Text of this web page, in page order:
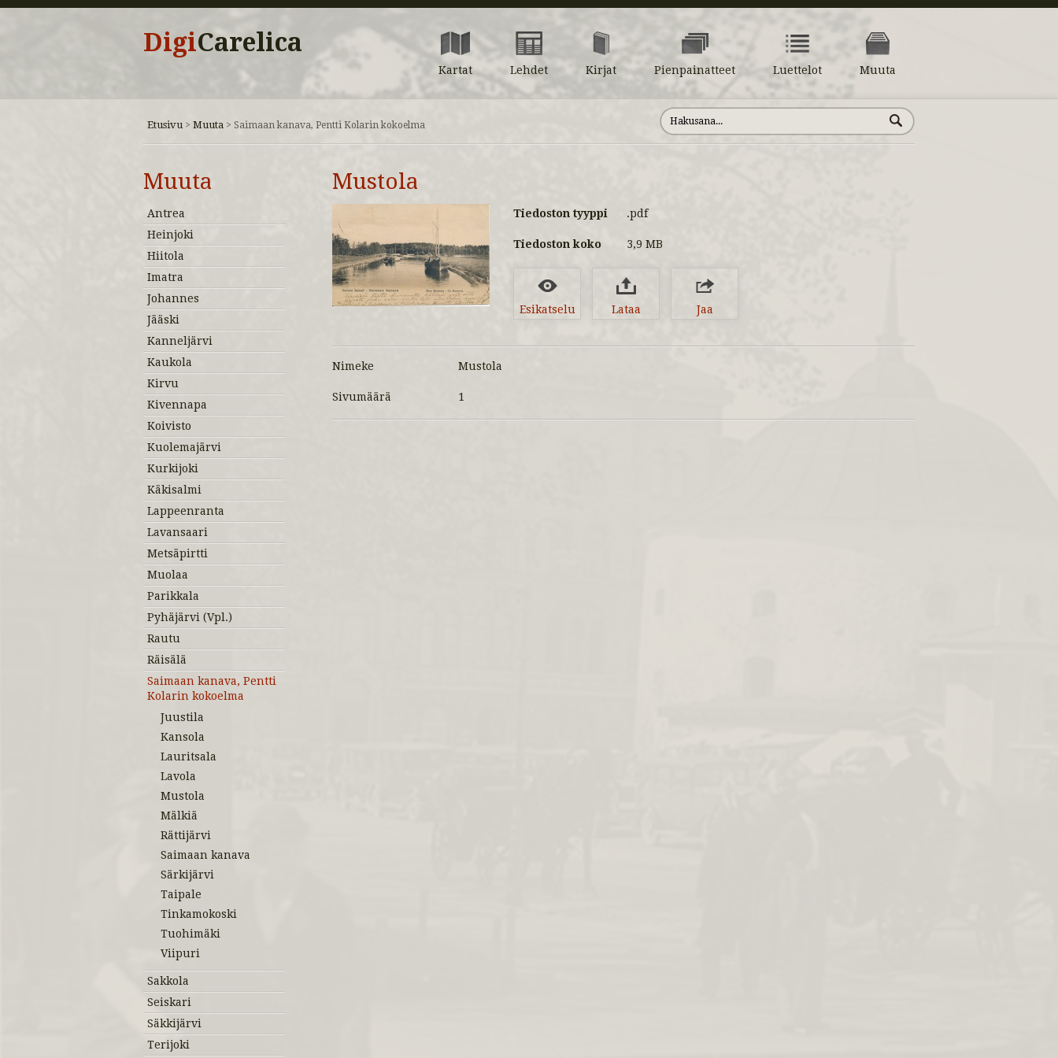
DigiCarelica
Kartat Lehdet Kirjat Pienpainatteet Luettelot Muuta
Etusivu > Muuta > Saimaan kanava, Pentti Kolarin kokoelma
Muuta
Antrea
Heinjoki
Hiitola
Imatra
Johannes
Jääski
Kanneljärvi
Kaukola
Kirvu
Kivennapa
Koivisto
Kuolemajärvi
Kurkijoki
Käkisalmi
Lappeenranta
Lavansaari
Metsäpirtti
Muolaa
Parikkala
Pyhäjärvi (Vpl.)
Rautu
Räisälä
Saimaan kanava, Pentti
Kolarin kokoelma
Juustila
Kansola
Lauritsala
Lavola
Mustola
Mälkiä
Rättijärvi
Saimaan kanava
Särkijärvi
Taipale
Tinkamokoski
Tuohimäki
Viipuri
Sakkola
Seiskari
Säkkijärvi
Terijoki
Mustola
Tiedoston tyyppi .pdf
Tiedoston koko 3,9 MB
Esikatselu Lataa Jaa
Nimeke Mustola
Sivumäärä 1